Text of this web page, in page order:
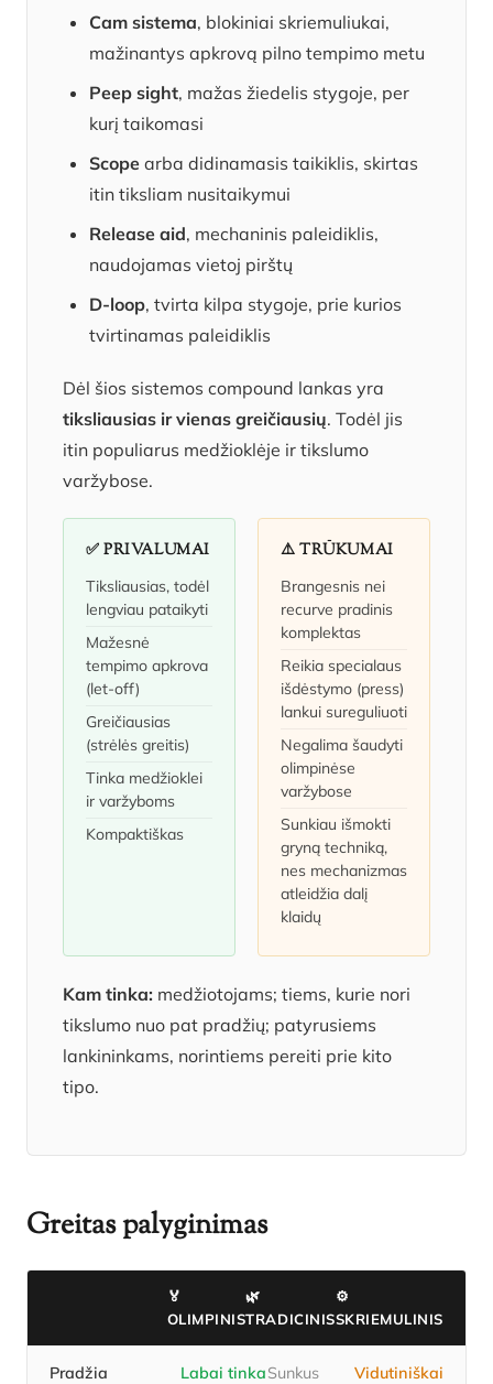
Cam sistema, blokiniai skriemuliukai,
mažinantys apkrovą pilno tempimo metu
Peep sight, mažas žiedelis stygoje, per
kurį taikomasi
Scope arba didinamasis taikiklis, skirtas
itin tiksliam nusitaikymui
Release aid, mechaninis paleidiklis,
naudojamas vietoj pirštų
D-loop, tvirta kilpa stygoje, prie kurios
tvirtinamas paleidiklis
Dėl šios sistemos compound lankas yra
tiksliausias ir vienas greičiausių. Todėl jis
itin populiarus medžioklėje ir tikslumo
varžybose.
✅ PRIVALUMAI
Tiksliausias, todėl
lengviau pataikyti
Mažesnė
tempimo apkrova
(let-off)
Greičiausias
(strėlės greitis)
Tinka medžioklei
ir varžyboms
Kompaktiškas
⚠️ TRŪKUMAI
Brangesnis nei
recurve pradinis
komplektas
Reikia specialaus
išdėstymo (press)
lankui sureguliuoti
Negalima šaudyti
olimpinėse
varžybose
Sunkiau išmokti
gryną techniką,
nes mechanizmas
atleidžia dalį
klaidų
Kam tinka: medžiotojams; tiems, kurie nori
tikslumo nuo pat pradžių; patyrusiems
lankininkams, norintiems pereiti prie kito
tipo.
Greitas palyginimas
🏅
OLIMPINIS
🌿
TRADICINIS
⚙️
SKRIEMULINIS
Pradžia Labai tinkaSunkus Vidutiniškai